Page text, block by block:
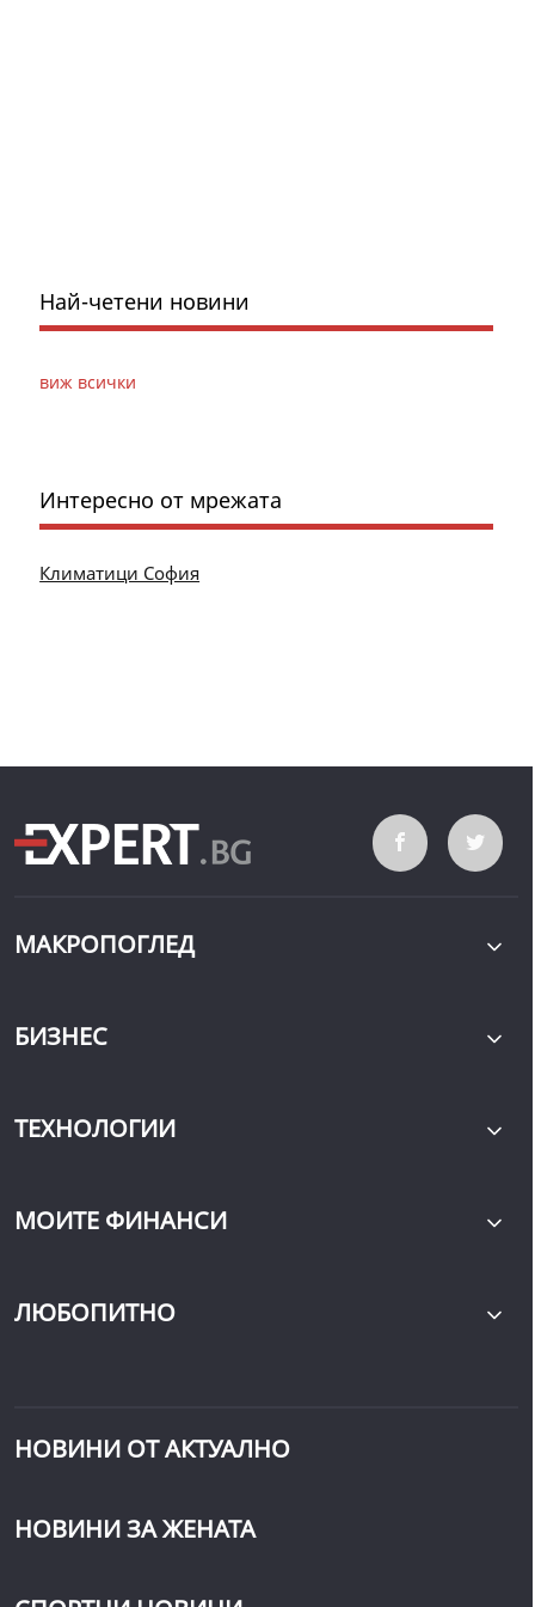
Най-четени новини
виж всички
Интересно от мрежата
Климатици София
МАКРОПОГЛЕД
БИЗНЕС
ТЕХНОЛОГИИ
МОИТЕ ФИНАНСИ
ЛЮБОПИТНО
НОВИНИ ОТ АКТУАЛНО
НОВИНИ ЗА ЖЕНАТА